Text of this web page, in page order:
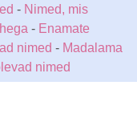
- Nimed, mis
- Enamate
nimed - Madalama
nimed